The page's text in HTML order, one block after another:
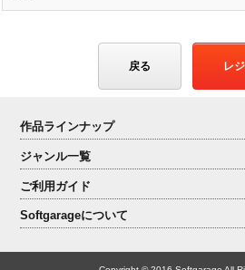
戻る レ
作品ラインナップ
ジャンル一覧
ご利用ガイド
Softgarageについて